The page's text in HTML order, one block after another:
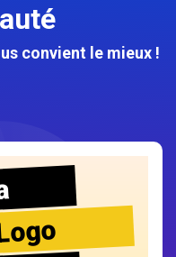
convient le mieux !